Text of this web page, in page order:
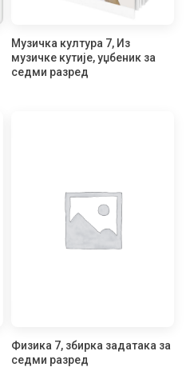
Музичка култура 7, Из
музичке кутије, уџбеник за
седми разред
Физика 7, збирка задатака за
седми разред